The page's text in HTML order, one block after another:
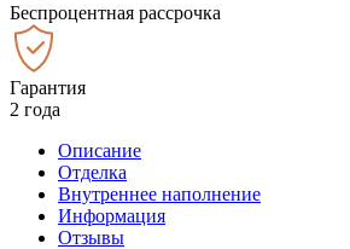
Беспроцентная рассрочка
Гарантия
2 года
Описание
Отделка
Внутреннее наполнение
Информация
Отзывы